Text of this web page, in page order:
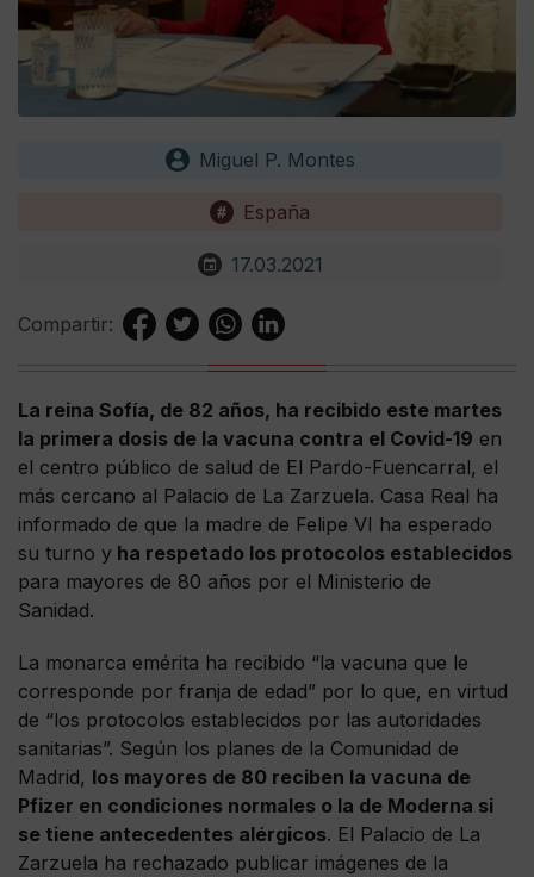
Miguel P. Montes
España
17.03.2021
Compartir:
La reina Sofía, de 82 años, ha recibido este martes
la primera dosis de la vacuna contra el Covid-19 en
el centro público de salud de El Pardo-Fuencarral, el
más cercano al Palacio de La Zarzuela. Casa Real ha
informado de que la madre de Felipe VI ha esperado
su turno y ha respetado los protocolos establecidos
para mayores de 80 años por el Ministerio de
Sanidad.
La monarca emérita ha recibido “la vacuna que le
corresponde por franja de edad” por lo que, en virtud
de “los protocolos establecidos por las autoridades
sanitarias”. Según los planes de la Comunidad de
Madrid, los mayores de 80 reciben la vacuna de
Pfizer en condiciones normales o la de Moderna si
se tiene antecedentes alérgicos. El Palacio de La
Zarzuela ha rechazado publicar imágenes de la